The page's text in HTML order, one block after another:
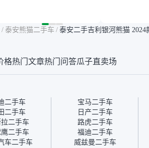
平台，车价贵点也正常，毕
竟有保障。其他平台上很多
多花点钱买个放心。从个人
期，这一
心的额外价
为瓜子有
病维修更
/ 泰安熊猫二手车 / 泰安二手吉利银河熊猫
格热门文章热门问答瓜子直卖场
二手车 宝马二手车
二手车 日产二手车
二手车 路虎二手车
二手车 福迪二手车
车二手车 威兹曼二手车